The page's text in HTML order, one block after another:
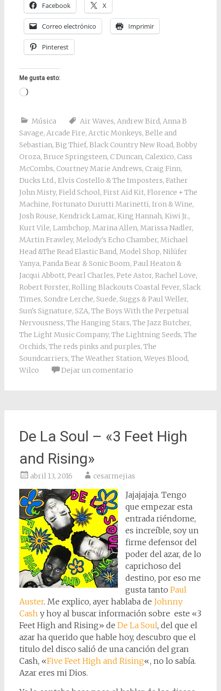
Facebook X
Correo electrónico Imprimir
Pinterest
Me gusta esto:
Cargando...
Música Air Waves, Andrew Bird, Anna B
Savage, Arcade Fire, Arctic Monkeys, Belle and
Sebastian, Big Thief, Black Country New Road, Bobby
Oroza, Bruce Springsteen, C Duncan, Calexico, Cass
McCombs, Courtney Marie Andrews, Craig Finn,
Ducks Ltd., Elvis Costello & The Imposters, Father
John Misty, Field School, First Aid Kit, Florence + The
Machine, Fortunato Durutti Marinetti, Iron & Wine,
Josh Rouse, Kendrick Lamar, King Hannah, Kiwi Jr.,
Kurt Vile, Lambchop, Marina Allen, Marissa Nadler,
MArtin Frawley, Melody's Echo Chamber, Michael
Head &The Read Elastic Band, Model Shop, Nilüfer
Yanya, Panda Bear & Sonic Boom, Paul Heaton &
Jacqui Abbott, Pearl Charles, Pete Astor, Rachel Love,
Robert Forster, Rolling Blackouts Coastal Fever, Slack
Times, Sondre Lerche, Suede, Suggs & Paul Weller,
Sun's Signature, SZA, The Boys With the Perpetual
Nervousness, The Hanging Stars, The Jazz Butcher,
The Light Music Company, The Lightning Seeds, The
Orchids, The reds pinks and purples, The
Soundcarriers, The Weather Station, Weyes Blood,
Wilco
Dejar un comentario
De La Soul – «3 Feet High
and Rising»
abril 13, 2016 cesarmejias
Jajajajaja. Tengo
que empezar esta
entrada riéndome,
es increíble, soy un
firme defensor del
poder del azar, de lo
caprichoso del
destino, por eso me
gusta tanto Paul
Auster. Me explico, ayer hablaba de Johnny
Cash y hoy al buscar información sobre este «3
Feet High and Rising» de De La Soul, del que el
azar ha querido que hable hoy, descubro que el
titulo del disco salió de una canción del gran
Cash, «Five Feet High and Rising«, no lo sabía.
Azar eres mi Dios.